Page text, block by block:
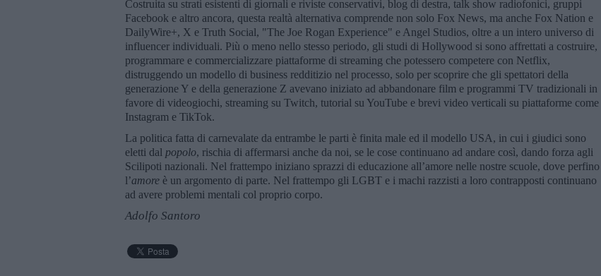
Costruita su strati esistenti di giornali e riviste conservativi, blog di destra, talk show radiofonici, gruppi
Facebook e altro ancora, questa realtà alternativa comprende non solo Fox News, ma anche Fox Nation e
DailyWire+, X e Truth Social, "The Joe Rogan Experience" e Angel Studios, oltre a un intero universo di
influencer individuali. Più o meno nello stesso periodo, gli studi di Hollywood si sono affrettati a costruire,
programmare e commercializzare piattaforme di streaming che potessero competere con Netflix,
distruggendo un modello di business redditizio nel processo, solo per scoprire che gli spettatori della
generazione Y e della generazione Z avevano iniziato ad abbandonare film e programmi TV tradizionali in
favore di videogiochi, streaming su Twitch, tutorial su YouTube e brevi video verticali su piattaforme come
Instagram e TikTok.
La politica fatta di carnevalate da entrambe le parti è finita male ed il modello USA, in cui i giudici sono
eletti dal popolo, rischia di affermarsi anche da noi, se le cose continuano ad andare così, dando forza agli
Scilipoti nazionali. Nel frattempo iniziano sprazzi di educazione all’amore nelle nostre scuole, dove perfino
l’amore è un argomento di parte. Nel frattempo gli LGBT e i machi razzisti a loro contrapposti continuano
ad avere problemi mentali col proprio corpo.
Adolfo Santoro